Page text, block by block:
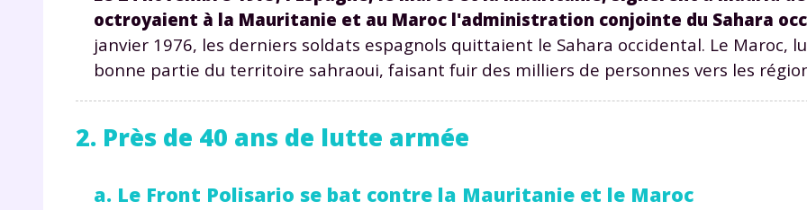
octroyaient à la Mauritanie et au Maroc l'administration conjointe du Sahara
janvier 1976, les derniers soldats espagnols quittaient le Sahara occidental. Le Maroc,
bonne partie du territoire sahraoui, faisant fuir des milliers de personnes vers les
2. Près de 40 ans de lutte armée
a. Le Front Polisario se bat contre la Mauritanie et le Maroc